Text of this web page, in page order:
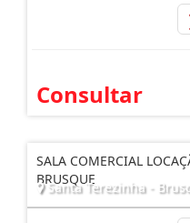
Consultar
SALA COMERCIAL
BRUSQUE
Santa Terezinha -